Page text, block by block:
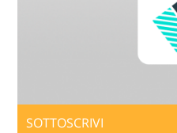
SOTTOSCRIVI